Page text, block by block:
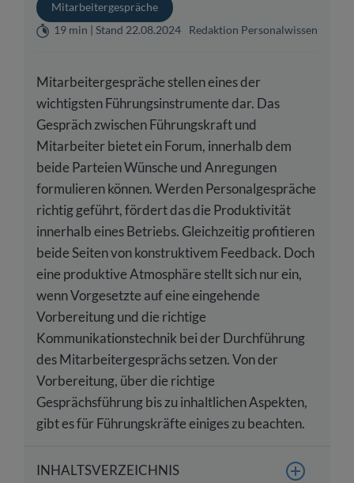
Mitarbeitergespräche
19 min | Stand 22.08.2024
Redaktion Personalwissen
Mitarbeitergespräche stellen eines der
wichtigsten Führungsinstrumente dar. Das
Gespräch zwischen Führungskraft und
Mitarbeiter bietet ein Forum, innerhalb dem
beide Parteien Wünsche und Anregungen
formulieren können. Werden Personalgespräche
richtig geführt, fördert das die Produktivität
innerhalb eines Betriebs. Gleichzeitig profitieren
beide Seiten von konstruktivem Feedback. Doch
eine produktive Atmosphäre stellt sich nur ein,
wenn Vorgesetzte auf eine eingehende
Vorbereitung und die richtige
Kommunikationstechnik bei der Durchführung
des Mitarbeitergesprächs setzen. Von der
Vorbereitung, über die richtige
Gesprächsführung bis zu inhaltlichen Aspekten,
gibt es für Führungskräfte einiges zu beachten.
INHALTSVERZEICHNIS